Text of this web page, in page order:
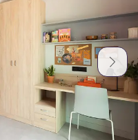
Língua
French